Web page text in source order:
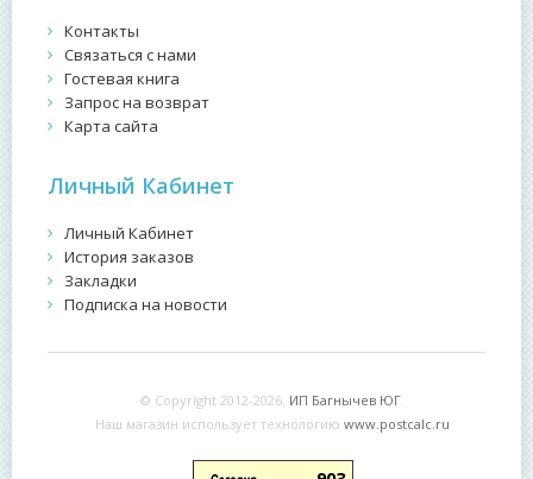
Контакты
Связаться с нами
Гостевая книга
Запрос на возврат
Карта сайта
Личный Кабинет
Личный Кабинет
История заказов
Закладки
Подписка на новости
© Copyright 2012-2026. ИП Багнычев ЮГ.
Наш магазин использует технологию www.postcalc.ru